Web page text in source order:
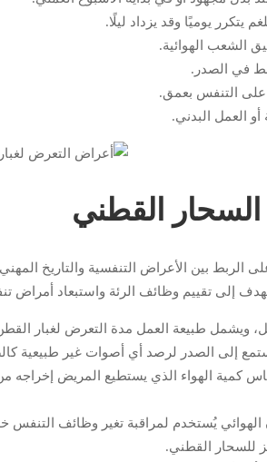
يوميًا وقد يزداد ليلًا.
الشعب الهوائية.
في الصدر.
على التنفس بعمق.
أو العمل البدني.
القطني
الربط بين الأعراض التنفسية والتاريخ
إلى تقييم وظائف الرئة واستبعاد أمراض
ويشمل طبيعة العمل مدة التعرض لغبار
إلى الصدر لرصد أي أصوات غير طبيعية
كمية الهواء الذي يستطيع المريض
الهوائي يُستخدم لمراقبة تغير وظائف التنفس
للسحار القطني.